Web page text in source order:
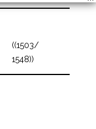
((1503/
1548))